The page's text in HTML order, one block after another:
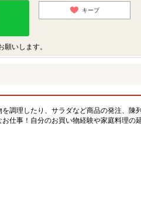
キープ
いします。
調理したり、サラダなど商品の発注、陳
仕事！自分のお買い物経験や家庭料理の